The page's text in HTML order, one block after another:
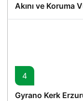
Akını ve Koruma
4
Gyrano Kerk